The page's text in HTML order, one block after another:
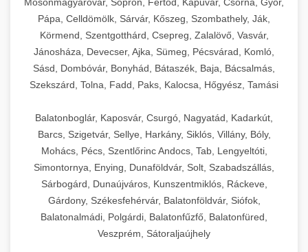
weboldal-keszites.co
elkötelezettség erősítési módszerek
kampánykezelés. Optimalizálja hirdetési
költségvetését gépi tanulással és
automatizálással.
aikampany.hu AI hirdetési automatizálás
🍞 20. Ipari Dagasztógép +
Professzionális ipari dagasztógépek és
tésztakeverő gépek pékségek és kereskedelmi
konyhák számára. Masszív konstrukció
megbízható teljesítményhez.
chef-iparikonyhagepek.hu
kereskedelmi tésztakeverő
🔪 21. Ipari Szeletelőgép +
Ipari hús- és sajtszeletelő gépek professzionális
élelmiszer-előkészítéshez. Precíziós vágás
állítható vastagság beállítással.
chef-iparikonyhagepek.hu
professzionális élelmiszer szeletelő
📦 22. Vákuumozó Gép +
Kereskedelmi vákuumcsomagoló berendezések
élelmiszerek tartósításához. Hosszabbítsa a
szavatossági időt és tartsa meg a termék
frissességét.
🎁 23. Vákuumfóliázó Gép +
Ipari vákuumfóliázó gépek professzionális
Pápa, Celldömölk, Sárvár, Kőszeg, Szombathely, Ják,
Körmend, Szentgotthárd, Csepreg, Zalalövő, Vasvár,
Jánosháza, Devecser, Ajka, Sümeg, Pécsvárad, Komló,
Sásd, Dombóvár, Bonyhád, Bátaszék, Baja, Bácsalmás,
Szekszárd, Tolna, Fadd, Paks, Kalocsa, Hőgyész, Tamási
Balatonboglár, Kaposvár, Csurgó, Nagyatád, Kadarkút,
Barcs, Szigetvár, Sellye, Harkány, Siklós, Villány, Bóly,
Mohács, Pécs, Szentlőrinc Andocs, Tab, Lengyeltóti,
Simontornya, Enying, Dunaföldvár, Solt, Szabadszállás,
Sárbogárd, Dunaújváros, Kunszentmiklós, Ráckeve,
Gárdony, Székesfehérvár, Balatonföldvár, Siófok,
Balatonalmádi, Polgárdi, Balatonfűzfő, Balatonfüred,
Veszprém, Sátoraljaújhely